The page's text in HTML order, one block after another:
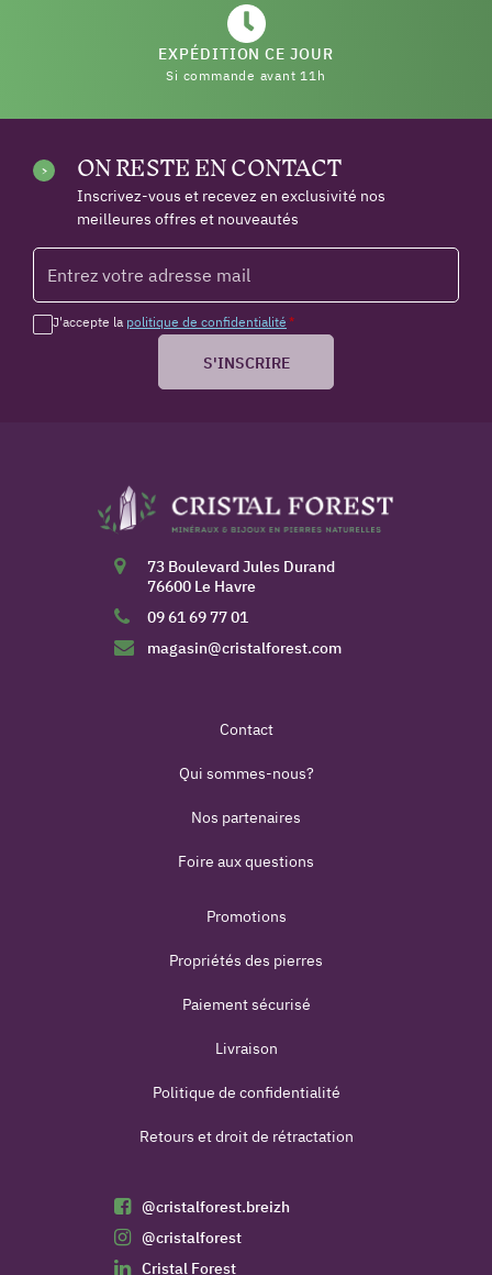
EXPÉDITION CE JOUR
Si commande avant 11h
ON RESTE EN CONTACT
Inscrivez-vous et recevez en exclusivité nos
meilleures offres et nouveautés
J'accepte la politique de confidentialité *
S'INSCRIRE
73 Boulevard Jules Durand
76600 Le Havre
09 61 69 77 01
magasin@cristalforest.com
Contact
Qui sommes-nous?
Nos partenaires
Foire aux questions
Promotions
Propriétés des pierres
Paiement sécurisé
Livraison
Politique de confidentialité
Retours et droit de rétractation
@cristalforest.breizh
@cristalforest
Cristal Forest